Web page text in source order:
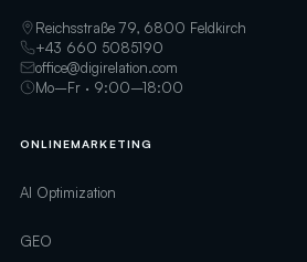
Reichsstraße 79, 6800 Feldkirch
+43 660 5085190
office@digirelation.com
Mo–Fr · 9:00–18:00
ONLINEMARKETING
AI Optimization
GEO